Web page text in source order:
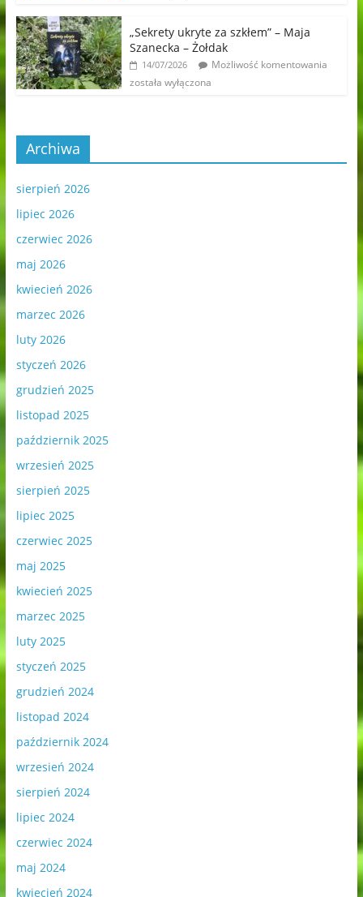
„Sekrety ukryte za szkłem” – Maja
Szanecka – Żołdak
14/07/2026
Możliwość komentowania
została wyłączona
Archiwa
sierpień 2026
lipiec 2026
czerwiec 2026
maj 2026
kwiecień 2026
marzec 2026
luty 2026
styczeń 2026
grudzień 2025
listopad 2025
październik 2025
wrzesień 2025
sierpień 2025
lipiec 2025
czerwiec 2025
maj 2025
kwiecień 2025
marzec 2025
luty 2025
styczeń 2025
grudzień 2024
listopad 2024
październik 2024
wrzesień 2024
sierpień 2024
lipiec 2024
czerwiec 2024
maj 2024
kwiecień 2024